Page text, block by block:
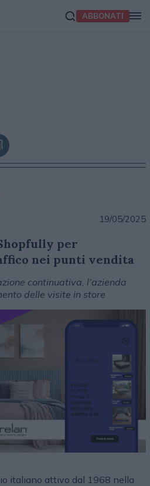
ABBONATI
19/05/2025
per
nei punti vendita
continuativa, l’azienda
delle visite in store
italiano attivo dal 1968 nella